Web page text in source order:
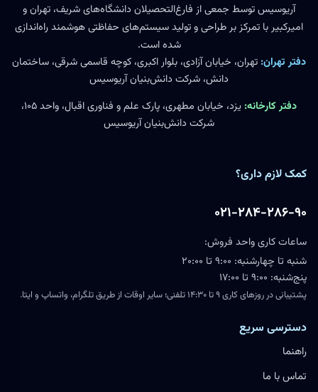
آریوسیس توسط جمعی از فارغ‌التحصیلان دانشگاه‌های شریف، تهران و
امیرکبیر با تمرکز بر طراحی و تولید سیستم‌های حفاظتی هوشمند راه‌اندازی
شده است.
دفتر تهران: تهران، خیابان آزادی، بلوار اکبری، کوچه قاسمی شرقی، ساختمان
دانش، شرکت دانش‌بنیان آریوسیس
دفتر کارخانه:
یزد، خیابان مطهری، پارک علم و فناوری اقبال، واحد ۱۰۵،
شرکت دانش‌بنیان آریوسیس
کمک لازم داری؟
۰۲۱-۲۸۴-۲۸۶-۹۰
ساعات کاری واحد فروش:
شنبه تا چهارشنبه: ۹:۰۰ تا ۲۰:۰۰
پنج‌شنبه: ۹:۰۰ تا ۱۷:۰۰
پشتیبانی در روزهای کاری ۹ تا ۱۴:۳۰ تلفنی؛ سایر اوقات از طریق تلگرام، واتساپ و ایتا.
دسترسی سریع
راهنما
تماس با ما